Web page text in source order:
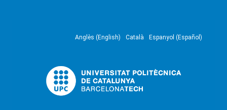
Anglès (English) Català Espanyol (Español)